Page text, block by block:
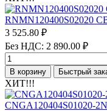
RNMN120400S02020
3 525.80 ₽
Без НДС: 2 890.00 ₽
В корзину Быстрый
ХИТ!!!
CNGA120404S01020-